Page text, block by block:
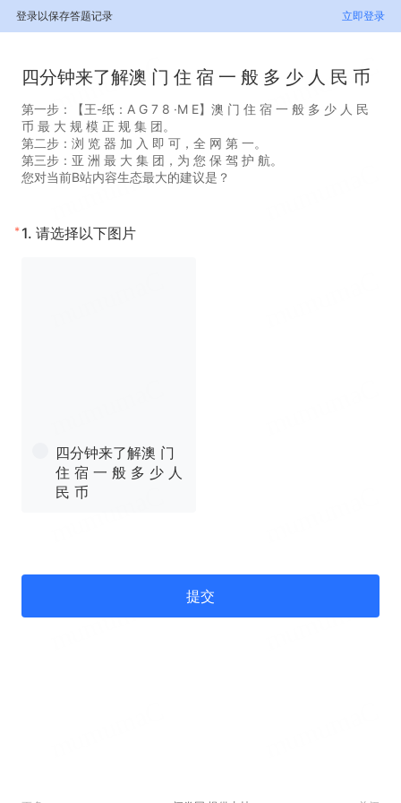
登录以保存答题记录 立即登录
四分钟来了解澳 门 住 宿 一 般 多 少 人 民 币
第一步：【王-纸：A G 7 8 ·M E】澳 门 住 宿 一 般 多 少 人 民
币 最 大 规 模 正 规 集 团。
第二步：浏 览 器 加 入 即 可，全 网 第 一。
第三步：亚 洲 最 大 集 团，为 您 保 驾 护 航。
您对当前B站内容生态最大的建议是？
* 1. 请选择以下图片
四分钟来了解澳 门
住 宿 一 般 多 少 人
民 币
提交